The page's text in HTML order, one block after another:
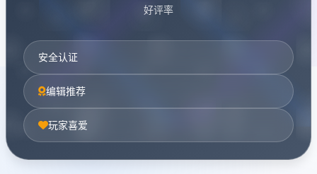
好评率
安全认证
编辑推荐
玩家喜爱